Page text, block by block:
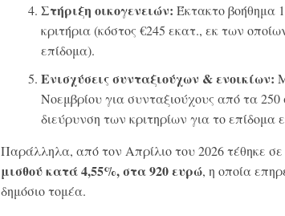
Στήριξη οικογενειών: Έκτακτο βοήθημα
κριτήρια (κόστος €245 εκατ., εκ των
επίδομα).
Ενισχύσεις συνταξιούχων & ενοικίων:
Νοεμβρίου για συνταξιούχους από τα
διεύρυνση των κριτηρίων για το επίδομα
Παράλληλα, από τον Απρίλιο του 2026 τέθηκε σε
μισθού κατά 4,55%, στα 920 ευρώ, η οποία
δημόσιο τομέα.